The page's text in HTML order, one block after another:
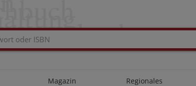
Magazin Regionales